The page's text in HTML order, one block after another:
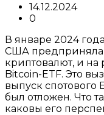
14.12.2024
0
В январе 2024
США предприняла
криптовалют, и
Bitcoin-ETF. Это
выпуск спотового
был отложен. Что
каковы его